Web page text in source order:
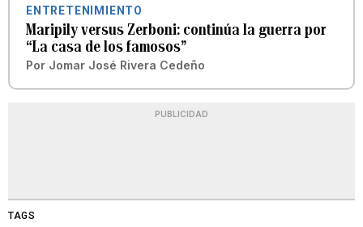
ENTRETENIMIENTO
Maripily versus Zerboni: continúa la guerra por
“La casa de los famosos”
Por Jomar José Rivera Cedeño
PUBLICIDAD
TAGS